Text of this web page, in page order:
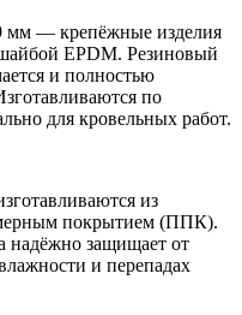
мм — крепёжные изделия
EPDM. Резиновый
и полностью
по
для кровельных работ.
из
покрытием (ППК).
надёжно защищает от
и перепадах